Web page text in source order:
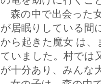
森の中で出会った
が居眠りしている間
から起きた魔女 は
ていました。村では
が十分あり、みんな